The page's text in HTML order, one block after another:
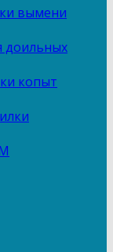
вымени
доильных
копыт